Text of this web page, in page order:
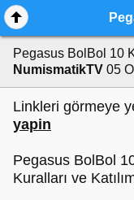
Pegasus BolBol 10
NumismatikTV 05
Linkleri görmeye
yapin
Pegasus BolBol
Kuralları ve